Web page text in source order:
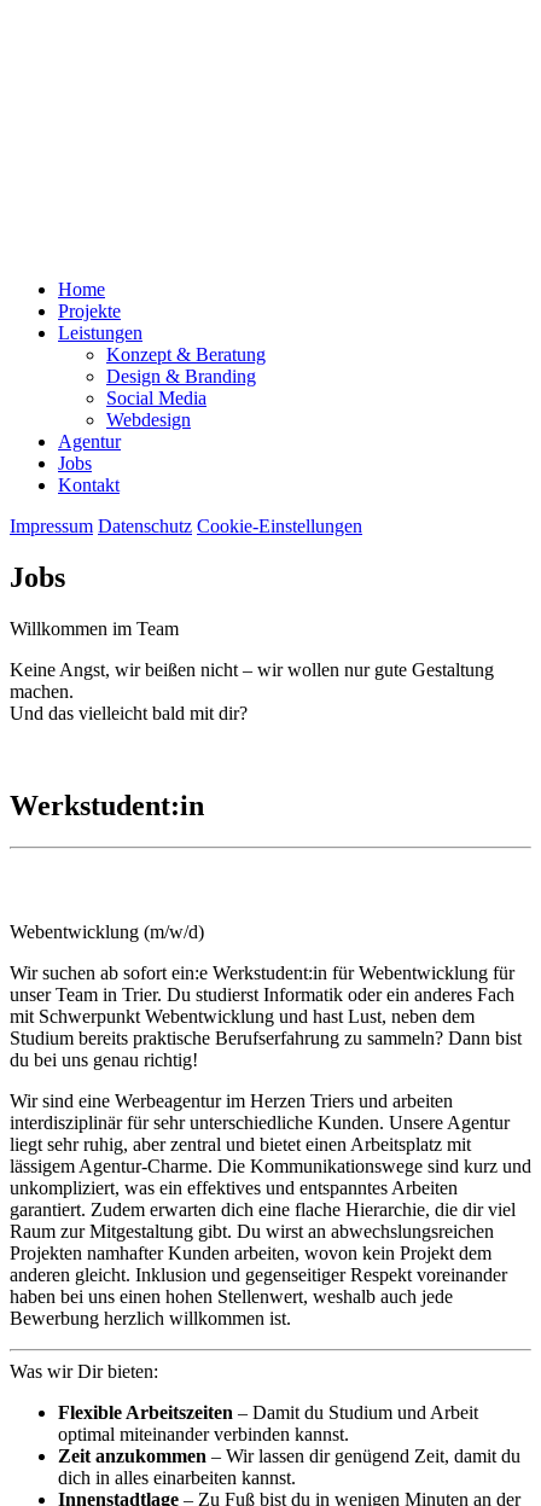
Home
Projekte
Leistungen
Konzept & Beratung
Design & Branding
Social Media
Webdesign
Agentur
Jobs
Kontakt
Impressum Datenschutz Cookie-Einstellungen
Jobs
Willkommen im Team
Keine Angst, wir beißen nicht – wir wollen nur gute Gestaltung
machen.
Und das vielleicht bald mit dir?
Werkstudent:in
Webentwicklung (m/w/d)
Wir suchen ab sofort ein:e Werkstudent:in für Webentwicklung für
unser Team in Trier. Du studierst Informatik oder ein anderes Fach
mit Schwerpunkt Webentwicklung und hast Lust, neben dem
Studium bereits praktische Berufserfahrung zu sammeln? Dann bist
du bei uns genau richtig!
Wir sind eine Werbeagentur im Herzen Triers und arbeiten
interdisziplinär für sehr unterschiedliche Kunden. Unsere Agentur
liegt sehr ruhig, aber zentral und bietet einen Arbeitsplatz mit
lässigem Agentur-Charme. Die Kommunikationswege sind kurz und
unkompliziert, was ein effektives und entspanntes Arbeiten
garantiert. Zudem erwarten dich eine flache Hierarchie, die dir viel
Raum zur Mitgestaltung gibt. Du wirst an abwechslungsreichen
Projekten namhafter Kunden arbeiten, wovon kein Projekt dem
anderen gleicht. Inklusion und gegenseitiger Respekt voreinander
haben bei uns einen hohen Stellenwert, weshalb auch jede
Bewerbung herzlich willkommen ist.
Was wir Dir bieten:
Flexible Arbeitszeiten – Damit du Studium und Arbeit
optimal miteinander verbinden kannst.
Zeit anzukommen – Wir lassen dir genügend Zeit, damit du
dich in alles einarbeiten kannst.
Innenstadtlage – Zu Fuß bist du in wenigen Minuten an der